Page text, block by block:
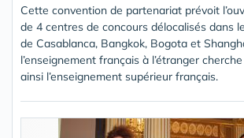
Cette convention de partenariat prévoit
de 4 centres de concours délocalisés dans
de Casablanca, Bangkok, Bogota et
l’enseignement français à l’étranger
ainsi l’enseignement supérieur français.